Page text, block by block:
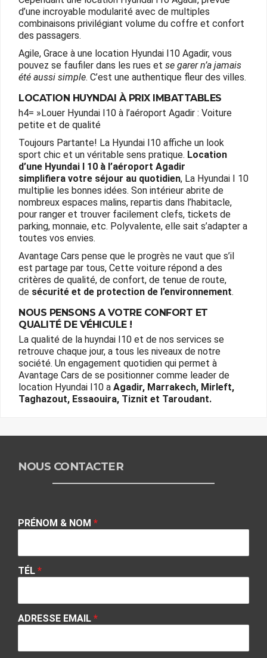
d’une incroyable modularité avec de multiples
combinaisons privilégiant volume du coffre et confort
des passagers.
Agile, Grace à une location Hyundai I10 Agadir, vous
pouvez se faufiler dans les rues et se garer n’a jamais
été aussi simple. C’est une authentique fleur des villes.
LOCATION HUYNDAI À PRIX IMBATTABLES
h4= »Louer Hyundai I10 à l’aéroport Agadir : Voiture
petite et de qualité
Toujours Partante! La Hyundai I10 affiche un look
sport chic et un véritable sens pratique. Location
d’une Hyundai I 10 à l’aéroport Agadir
simplifiera votre séjour au quotidien, La Hyundai I 10
multiplie les bonnes idées. Son intérieur abrite de
nombreux espaces malins, repartis dans l’habitacle,
pour ranger et trouver facilement clefs, tickets de
parking, monnaie, etc. Polyvalente, elle sait s’adapter a
toutes vos envies.
Avantage Cars pense que le progrès ne vaut que s’il
est partage par tous, Cette voiture répond a des
critères de qualité, de confort, de tenue de route,
de sécurité et de protection de l’environnement.
NOUS PENSONS A VOTRE CONFORT ET
QUALITÉ DE VÉHICULE !
La qualité de la huyndai I10 et de nos services se
retrouve chaque jour, a tous les niveaux de notre
société. Un engagement quotidien qui permet à
Avantage Cars de se positionner comme leader de
location Hyundai I10 a Agadir, Marrakech, Mirleft,
Taghazout, Essaouira, Tiznit et Taroudant.
NOUS CONTACTER
PRÉNOM & NOM *
TÉL *
ADRESSE EMAIL *